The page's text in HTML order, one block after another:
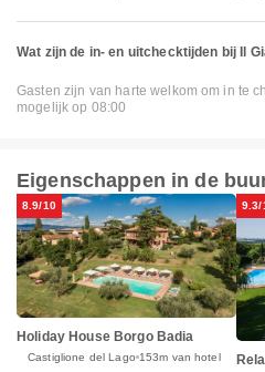
Wat zijn de in- en uitchecktijden bij Il
Gasten zijn van harte welkom om in te
mogelijk op 08:00
Eigenschappen in de
8.9/10
Holiday House Borgo Badia
Castiglione del Lago 153m van hotel
9.3/